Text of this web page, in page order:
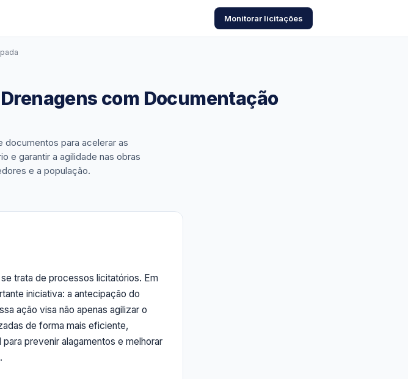
Monitorar licitações
com Documentação
para acelerar as
e garantir a agilidade nas obras
e a população.
trata de processos licitatórios. Em
iniciativa: a antecipação do
ação visa não apenas agilizar o
de forma mais eficiente,
prevenir alagamentos e melhorar